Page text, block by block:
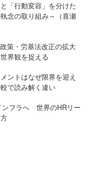
「行動変容」を分けた
念の取り組み～（喜瀬
策・労基法改正の拡大
界観を捉える
ントはなぜ限界を迎え
で読み解く違い
ンフラへ 世界のHRリー